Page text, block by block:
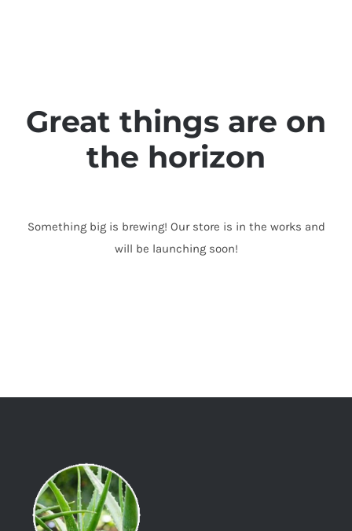
Great things are on
the horizon
Something big is brewing! Our store is in the works and
will be launching soon!